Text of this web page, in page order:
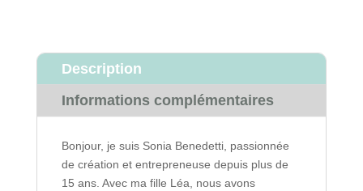
Description
Informations complémentaires
Bonjour, je suis Sonia Benedetti, passionnée
de création et entrepreneuse depuis plus de
15 ans. Avec ma fille Léa, nous avons